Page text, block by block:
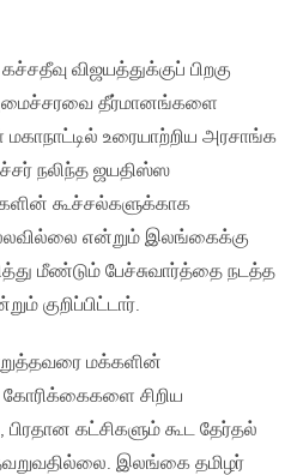
விஜயத்துக்குப் பிறகு
தீர்மானங்களை
உரையாற்றிய அரசாங்க
நலிந்த ஜயதிஸ்ஸ
கூச்சல்களுக்காக
என்றும் இலங்கைக்கு
மீண்டும் பேச்சுவார்த்தை நடத்த
குறிப்பிட்டார்.
மக்களின்
சிறிய
பிரதான கட்சிகளும் கூட தேர்தல்
இலங்கை தமிழர்